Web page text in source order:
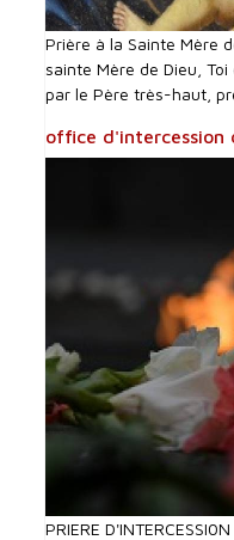
Prière à la Sainte Mère
sainte Mère de Dieu,
par le Père très-haut,
office d'intercession
PRIERE